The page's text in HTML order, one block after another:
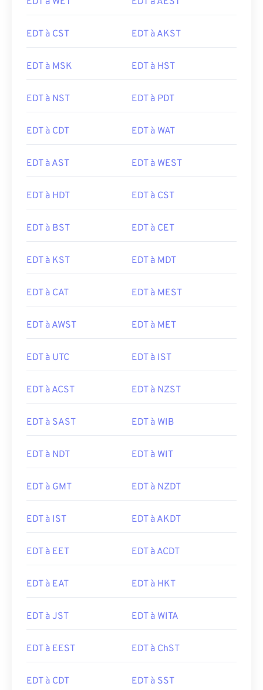
EDT à CST EDT à AKST
EDT à MSK EDT à HST
EDT à NST EDT à PDT
EDT à CDT EDT à WAT
EDT à AST EDT à WEST
EDT à HDT EDT à CST
EDT à BST EDT à CET
EDT à KST EDT à MDT
EDT à CAT EDT à MEST
EDT à AWST EDT à MET
EDT à UTC EDT à IST
EDT à ACST EDT à NZST
EDT à SAST EDT à WIB
EDT à NDT EDT à WIT
EDT à GMT EDT à NZDT
EDT à IST EDT à AKDT
EDT à EET EDT à ACDT
EDT à EAT EDT à HKT
EDT à JST EDT à WITA
EDT à EEST EDT à ChST
EDT à CDT EDT à SST